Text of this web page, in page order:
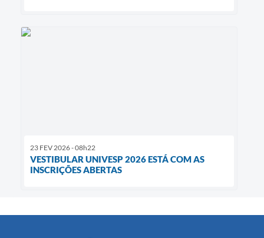
23 FEV 2026 - 08h22
VESTIBULAR UNIVESP 2026 ESTÁ COM AS
INSCRIÇÕES ABERTAS